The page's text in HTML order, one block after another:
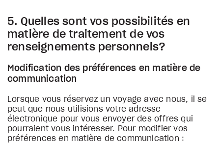
5. Quelles sont vos possibilités en
matière de traitement de vos
renseignements personnels?
Modification des préférences en matière de
communication
Lorsque vous réservez un voyage avec nous, il se
peut que nous utilisions votre adresse
électronique pour vous envoyer des offres qui
pourraient vous intéresser. Pour modifier vos
préférences en matière de communication :